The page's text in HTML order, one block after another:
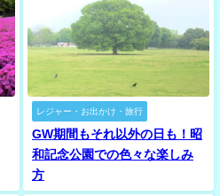
レジャー・お出かけ・旅行
GW期間もそれ以外の日も！昭
和記念公園での色々な楽しみ
方